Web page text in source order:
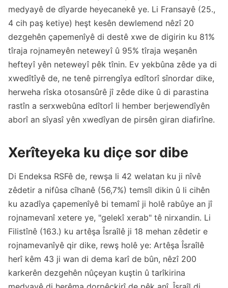
medyayê de dîyarde heyecanekê ye. Li Fransayê (25.,
4 cih paş ketiye) heşt kesên dewlemend nêzî 20
dezgehên çapemenîyê di destê xwe de digirin ku 81%
tîraja rojnameyên neteweyî û 95% tîraja weşanên
hefteyî yên neteweyî pêk tînin. Ev yekbûna zêde ya di
xwedîtîyê de, ne tenê pirrengîya edîtorî sînordar dike,
herweha rîska otosansûrê jî zêde dike û di parastina
rastîn a serxwebûna edîtorî li hember berjewendîyên
aborî an sîyasî yên xwedîyan de pirsên giran diafirîne.
Xerîteyeka ku diçe sor dibe
Di Endeksa RSFê de, rewşa li 42 welatan ku ji nîvê
zêdetir a nifûsa cîhanê (56,7%) temsîl dikin û li cihên
ku azadîya çapemenîyê bi temamî ji holê rabûye an jî
rojnamevanî xetere ye, "gelekî xerab" tê nirxandin. Li
Filistînê (163.) ku artêşa Îsraîlê ji 18 mehan zêdetir e
rojnamevanîyê qir dike, rewş holê ye: Artêşa Îsraîlê
herî kêm 43 ji wan di dema karî de bûn, nêzî 200
karkerên dezgehên nûçeyan kuştin û tarîkirina